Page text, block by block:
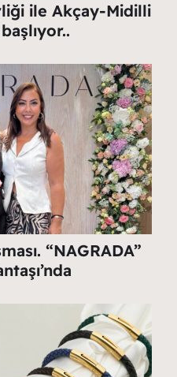
ile Akçay-Midilli
“NAGRADA”